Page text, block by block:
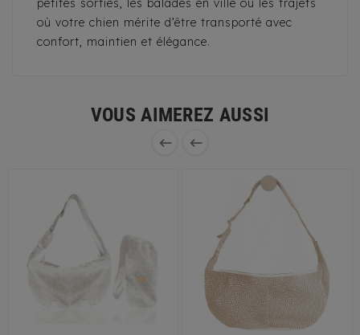
petites sorties, les balades en ville ou les trajets
où votre chien mérite d’être transporté avec
confort, maintien et élégance.
VOUS AIMEREZ AUSSI
 